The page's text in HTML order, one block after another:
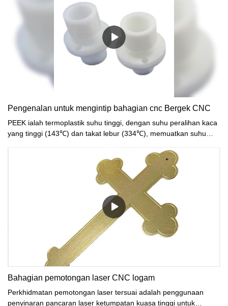
jenis ini untuk komputer jenama nama apa pada mulanya, dan
digunakan untuk dianggap sebagai ciri komputer jenama nama,
dengan peredaran masa, Secara beransur-ansur, pasaran juga
muncul produk bebas dengan semua jenis fungsi pantas dijual
secara berasingan, dan dengan pemacu khas dan perisian
tetapan, dalam mesin yang serasi juga boleh mencapai operasi
yang diperibadikan.
Pengenalan untuk mengintip bahagian cnc Bergek CNC
PEEK ialah termoplastik suhu tinggi, dengan suhu peralihan kaca
yang tinggi (143℃) dan takat lebur (334℃), memuatkan suhu
gentian karbon diperkukuh), boleh digunakan tahan lama pada
250 ℃, berbanding dengan plastik tahan suhu tinggi yang lain
seperti PI, PPS, PTFE, PPO, dll., Had atas suhu perkhidmatan
Bahagian pemotongan laser CNC logam
Perkhidmatan pemotongan laser tersuai adalah penggunaan
penyinaran pancaran laser ketumpatan kuasa tinggi untuk